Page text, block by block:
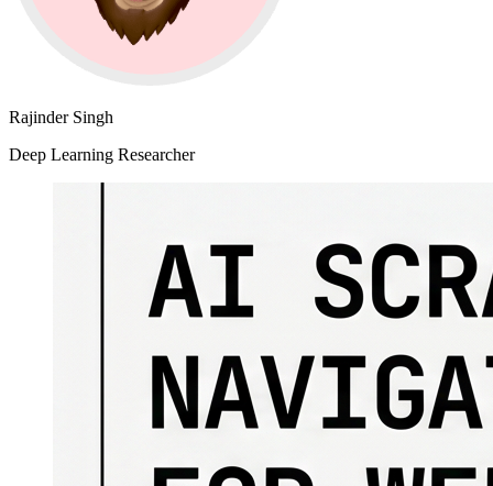
Rajinder Singh
Deep Learning Researcher